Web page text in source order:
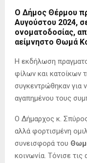
Ο Δήμος Θέρμου
Αυγούστου 2024,
ονοματοδοσίας,
αείμνηστο Θωμά
Η εκδήλωση
φίλων και κατοίκων
συγκεντρώθηκαν για
αγαπημένου τους
Ο Δήμαρχος κ.
αλλά φορτισμένη
συνεισφορά του
κοινωνία. Τόνισε τις